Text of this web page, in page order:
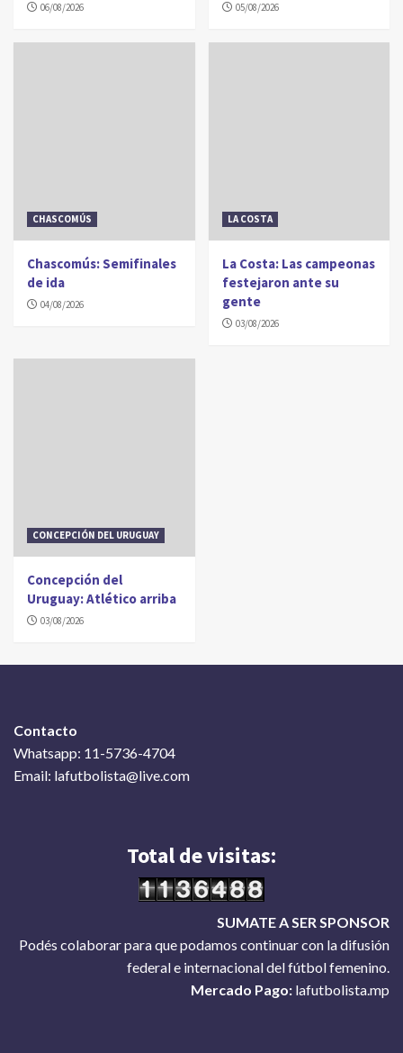
06/08/2026 05/08/2026
CHASCOMÚS
Chascomús: Semifinales
de ida
04/08/2026
LA COSTA
La Costa: Las campeonas
festejaron ante su
gente
03/08/2026
CONCEPCIÓN DEL URUGUAY
Concepción del
Uruguay: Atlético arriba
03/08/2026
Contacto
Whatsapp: 11-5736-4704
Email: lafutbolista@live.com
Total de visitas:
SUMATE A SER SPONSOR
Podés colaborar para que podamos continuar con la difusión
federal e internacional del fútbol femenino.
Mercado Pago: lafutbolista.mp